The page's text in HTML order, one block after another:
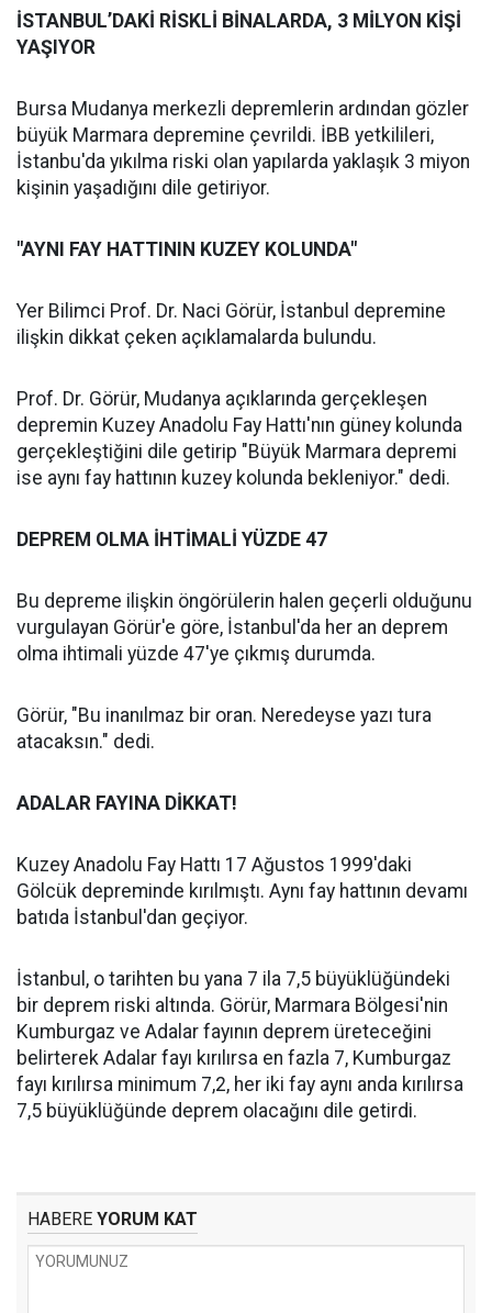
İSTANBUL’DAKİ RİSKLİ BİNALARDA, 3 MİLYON KİŞİ
YAŞIYOR
Bursa Mudanya merkezli depremlerin ardından gözler
büyük Marmara depremine çevrildi. İBB yetkilileri,
İstanbu'da yıkılma riski olan yapılarda yaklaşık 3 miyon
kişinin yaşadığını dile getiriyor.
"AYNI FAY HATTININ KUZEY KOLUNDA"
Yer Bilimci Prof. Dr. Naci Görür, İstanbul depremine
ilişkin dikkat çeken açıklamalarda bulundu.
Prof. Dr. Görür, Mudanya açıklarında gerçekleşen
depremin Kuzey Anadolu Fay Hattı'nın güney kolunda
gerçekleştiğini dile getirip "Büyük Marmara depremi
ise aynı fay hattının kuzey kolunda bekleniyor." dedi.
DEPREM OLMA İHTİMALİ YÜZDE 47
Bu depreme ilişkin öngörülerin halen geçerli olduğunu
vurgulayan Görür'e göre, İstanbul'da her an deprem
olma ihtimali yüzde 47'ye çıkmış durumda.
Görür, "Bu inanılmaz bir oran. Neredeyse yazı tura
atacaksın." dedi.
ADALAR FAYINA DİKKAT!
Kuzey Anadolu Fay Hattı 17 Ağustos 1999'daki
Gölcük depreminde kırılmıştı. Aynı fay hattının devamı
batıda İstanbul'dan geçiyor.
İstanbul, o tarihten bu yana 7 ila 7,5 büyüklüğündeki
bir deprem riski altında. Görür, Marmara Bölgesi'nin
Kumburgaz ve Adalar fayının deprem üreteceğini
belirterek Adalar fayı kırılırsa en fazla 7, Kumburgaz
fayı kırılırsa minimum 7,2, her iki fay aynı anda kırılırsa
7,5 büyüklüğünde deprem olacağını dile getirdi.
HABERE YORUM KAT